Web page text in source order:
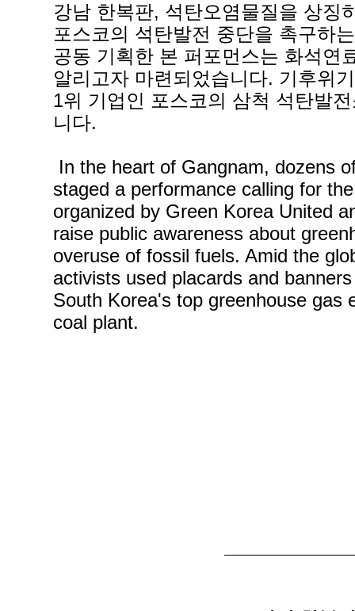
강남 한복판, 석탄오염물질을 상징
포스코의 석탄발전 중단을 촉구하
공동 기획한 본 퍼포먼스는 화석연
알리고자 마련되었습니다. 기후위
1위 기업인 포스코의 삼척 석탄발
니다.
In the heart of Gangnam, dozens
staged a performance calling for
organized by Green Korea United
raise public awareness about
overuse of fossil fuels. Amid the
activists used placards and
South Korea's top greenhouse
coal plant.